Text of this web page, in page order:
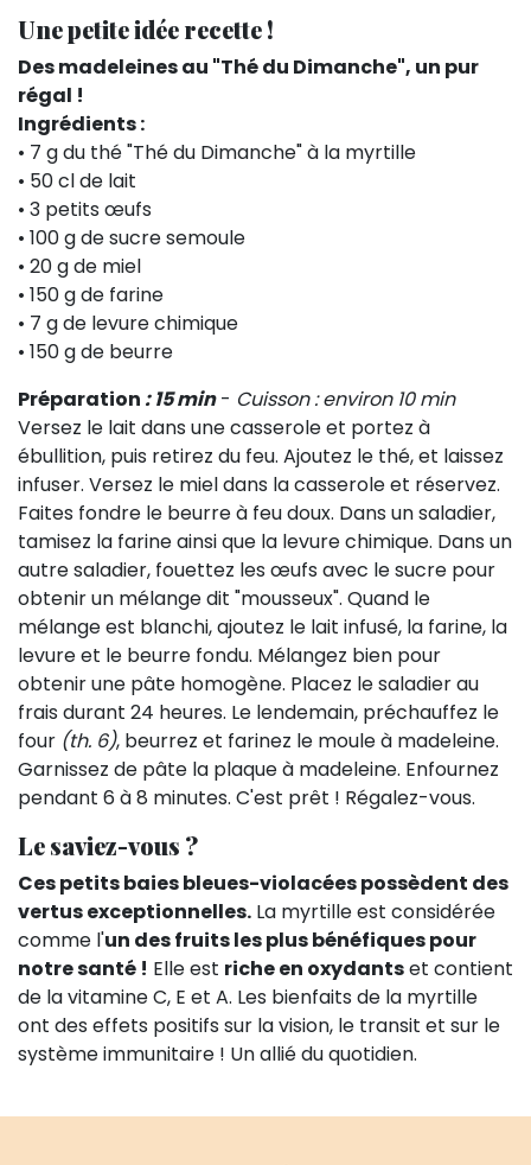
Une petite idée recette !
Des madeleines au "Thé du Dimanche", un pur
régal !
Ingrédients :
• 7 g du thé "Thé du Dimanche" à la myrtille
• 50 cl de lait
• 3 petits œufs
• 100 g de sucre semoule
• 20 g de miel
• 150 g de farine
• 7 g de levure chimique
• 150 g de beurre
Préparation : 15 min- Cuisson : environ 10 min
Versez le lait dans une casserole et portez à
ébullition, puis retirez du feu. Ajoutez le thé, et laissez
infuser. Versez le miel dans la casserole et réservez.
Faites fondre le beurre à feu doux. Dans un saladier,
tamisez la farine ainsi que la levure chimique. Dans un
autre saladier, fouettez les œufs avec le sucre pour
obtenir un mélange dit "mousseux". Quand le
mélange est blanchi, ajoutez le lait infusé, la farine, la
levure et le beurre fondu. Mélangez bien pour
obtenir une pâte homogène. Placez le saladier au
frais durant 24 heures. Le lendemain, préchauffez le
four (th. 6), beurrez et farinez le moule à madeleine.
Garnissez de pâte la plaque à madeleine. Enfournez
pendant 6 à 8 minutes. C'est prêt ! Régalez-vous.
Le saviez-vous ?
Ces petits baies bleues-violacées possèdent des
vertus exceptionnelles. La myrtille est considérée
comme l'un des fruits les plus bénéfiques pour
notre santé ! Elle est riche en oxydantset contient
de la vitamine C, E et A. Les bienfaits de la myrtille
ont des effets positifs sur la vision, le transit et sur le
système immunitaire ! Un allié du quotidien.